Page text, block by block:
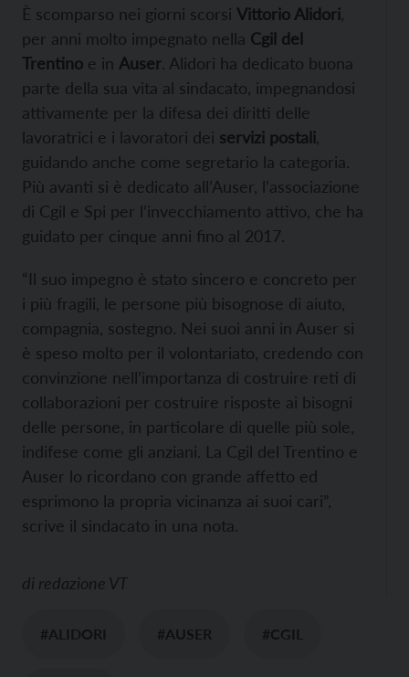
È scomparso nei giorni scorsi Vittorio Alidori
per anni molto impegnato nella Cgil del
Trentino e in Auser. Alidori ha dedicato buona
parte della sua vita al sindacato, impegnandosi
attivamente per la difesa dei diritti delle
lavoratrici e i lavoratori dei servizi postali
guidando anche come segretario la categoria.
Più avanti si è dedicato all’Auser, l’associazione
di Cgil e Spi per l’invecchiamento attivo, che ha
guidato per cinque anni fino al 2017.
“Il suo impegno è stato sincero e concreto per
i più fragili, le persone più bisognose di aiuto,
compagnia, sostegno. Nei suoi anni in Auser si
è speso molto per il volontariato, credendo con
convinzione nell’importanza di costruire reti di
collaborazioni per costruire risposte ai bisogni
delle persone, in particolare di quelle più sole,
indifese come gli anziani. La Cgil del Trentino e
Auser lo ricordano con grande affetto ed
esprimono la propria vicinanza ai suoi cari”,
scrive il sindacato in una nota.
di redazione VT
#ALIDORI #AUSER #CGIL